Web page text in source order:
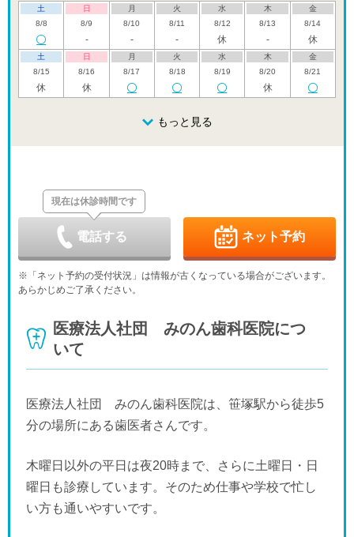
土
8/8
日
8/9
-
月
8/10
-
火
8/11
-
水
8/12
休
木
8/13
-
金
8/14
休
土
8/15
休
日
8/16
休
月
8/17
火
8/18
水
8/19
木
8/20
休
金
8/21
8/25
9/5
日
9/6
休
月
9/7
9/9
-
9/10
休
9/11
- - - -
水
- 休
土
-
日
-
月
休 休 休 休
土
日
もっと見る
現在は休診時間です
電話する ネット予約
※「ネット予約の受付状況」は情報が古くなっている場合がございます。
あらかじめご了承ください。
医療法人社団 みのん歯科医院につ
いて
医療法人社団 みのん歯科医院は、笹塚駅から徒歩5
分の場所にある歯医者さんです。
木曜日以外の平日は夜20時まで、さらに土曜日・日
曜日も診療しています。そのため仕事や学校で忙し
い方も通いやすいです。